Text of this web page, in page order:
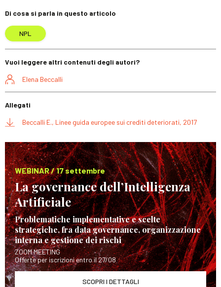
Di cosa si parla in questo articolo
NPL
Vuoi leggere altri contenuti degli autori?
Elena Beccalli
Allegati
Beccalli E., Linee guida europee sui crediti deteriorati, 2017
WEBINAR / 17 settembre
La governance dell’Intelligenza
Artificiale
Problematiche implementative e scelte
strategiche, fra data governance, organizzazione
interna e gestione dei rischi
ZOOM MEETING
Offerte per iscrizioni entro il 27/08
SCOPRI I DETTAGLI